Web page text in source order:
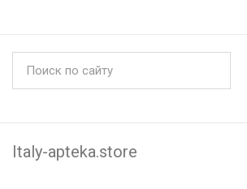
Italy-apteka.store